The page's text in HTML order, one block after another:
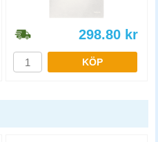
298.80 kr
KÖP